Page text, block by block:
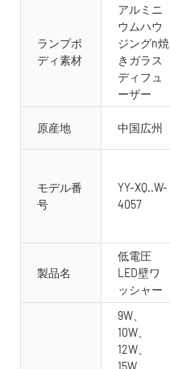
ランプボ
ディ素材
アルミニ
ウムハウ
ジングn焼
きガラス
ディフュ
ーザー
原産地 中国広州
モデル番
号
YY-XQ..W-
4057
製品名
低電圧
LED壁ワ
ッシャー
9W、
10W、
12W、
15W、